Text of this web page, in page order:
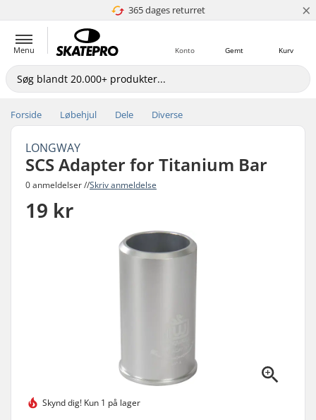
365 dages returret
4.8 ud af 5 ×
Menu Kurv
Gemt
Konto
Forside Løbehjul Dele Diverse
LONGWAY
SCS Adapter for Titanium Bar
0 anmeldelser //Skriv anmeldelse
19 kr
Skynd dig! Kun 1 på lager